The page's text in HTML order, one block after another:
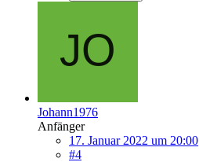
Johann1976
Anfänger
17. Januar 2022 um 20:00
#4